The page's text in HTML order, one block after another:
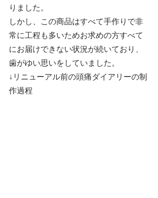
りました。
しかし、この商品はすべて手作りで非
常に工程も多いためお求めの方すべて
にお届けできない状況が続いており、
歯がゆい思いをしていました。
↓リニューアル前の頭痛ダイアリーの制
作過程